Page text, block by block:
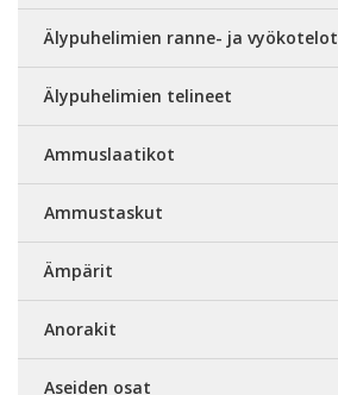
Älypuhelimien ranne- ja vyökotelot
Älypuhelimien telineet
Ammuslaatikot
Ammustaskut
Ämpärit
Anorakit
Aseiden osat